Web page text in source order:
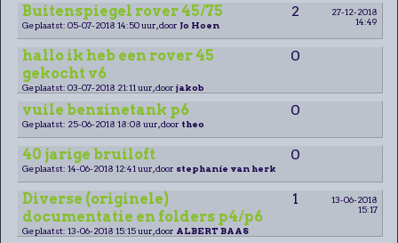
Buitenspiegel rover 45/75 2
27-12-2018
14:49
Geplaatst: 05-07-2018 14:50 uur, door Jo Hoen
hallo ik heb een rover 45
gekocht v6
0
Geplaatst: 03-07-2018 21:11 uur, door jakob
vuile benzinetank p6 0
Geplaatst: 25-06-2018 18:08 uur, door theo
40 jarige bruiloft 0
Geplaatst: 14-06-2018 12:41 uur, door stephanie van herk
Diverse (originele)
documentatie en folders p4/p6
1
13-06-2018
15:17
Geplaatst: 13-06-2018 15:15 uur, door ALBERT BAAS